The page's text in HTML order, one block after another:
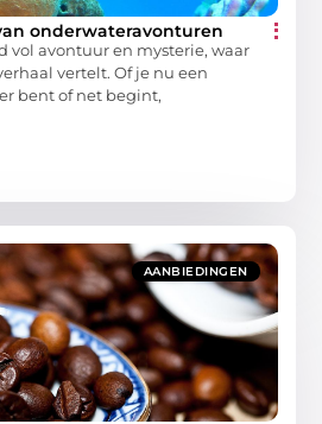
onderwateravonturen
vol avontuur en mysterie, waar
vertelt. Of je nu een
bent of net begint,
AANBIEDINGEN